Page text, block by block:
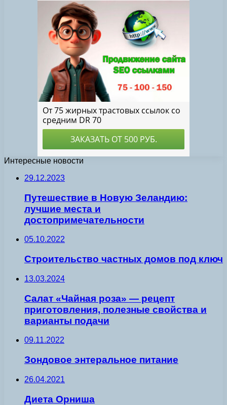
Интересные новости
29.12.2023
Путешествие в Новую Зеландию:
лучшие места и
достопримечательности
05.10.2022
Строительство частных домов под ключ
13.03.2024
Салат «Чайная роза» — рецепт
приготовления, полезные свойства и
варианты подачи
09.11.2022
Зондовое энтеральное питание
26.04.2021
Диета Орниша